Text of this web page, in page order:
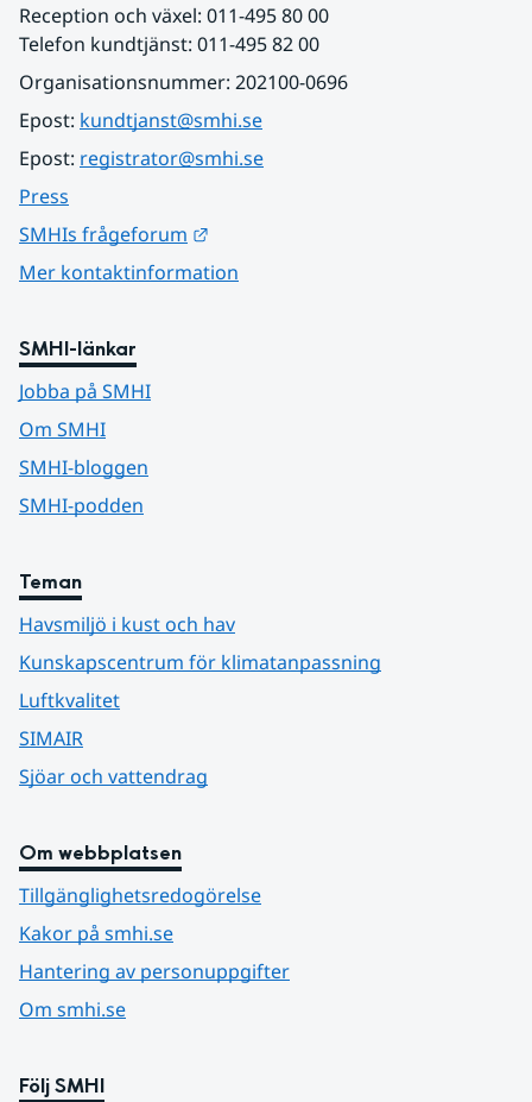
Reception och växel: 011-495 80 00
Telefon kundtjänst: 011-495 82 00
Organisationsnummer: 202100-0696
Epost: kundtjanst@smhi.se
Epost: registrator@smhi.se
Press
SMHIs frågeforum
Mer kontaktinformation
SMHI-länkar
Jobba på SMHI
Om SMHI
SMHI-bloggen
SMHI-podden
Teman
Havsmiljö i kust och hav
Kunskapscentrum för klimatanpassning
Luftkvalitet
SIMAIR
Sjöar och vattendrag
Om webbplatsen
Tillgänglighetsredogörelse
Kakor på smhi.se
Hantering av personuppgifter
Om smhi.se
Följ SMHI